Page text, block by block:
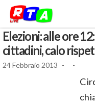
Elezioni: alle ore
cittadini, calo
24 Febbraio 2013 - -